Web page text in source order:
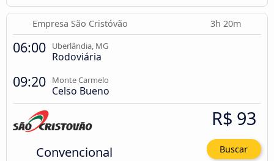
Empresa São Cristóvão 3h 20m
06:00 Uberlândia, MG
Rodoviária
09:20 Monte Carmelo
Celso Bueno
Convencional
R$ 93
Buscar